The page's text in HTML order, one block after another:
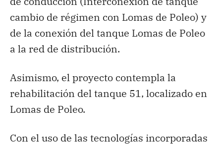
cambio de régimen con Lomas de Poleo) y
de la conexión del tanque Lomas de Poleo
a la red de distribución.
Asimismo, el proyecto contempla la
rehabilitación del tanque 51, localizado en
Lomas de Poleo.
Con el uso de las tecnologías incorporadas